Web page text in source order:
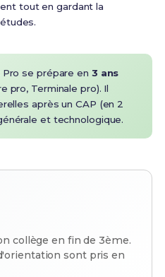
tout en gardant la
Pro se prépare en 3 ans
pro, Terminale pro). Il
après un CAP (en 2
et technologique.
collège en fin de 3ème.
sont pris en